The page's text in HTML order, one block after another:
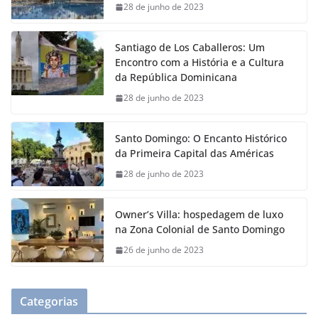
28 de junho de 2023
Santiago de Los Caballeros: Um
Encontro com a História e a Cultura
da República Dominicana
28 de junho de 2023
Santo Domingo: O Encanto Histórico
da Primeira Capital das Américas
28 de junho de 2023
Owner’s Villa: hospedagem de luxo
na Zona Colonial de Santo Domingo
26 de junho de 2023
Categorias